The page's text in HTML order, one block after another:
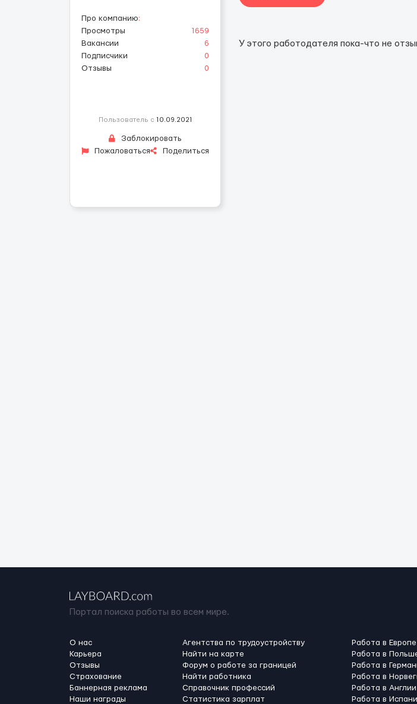
Про компанию:
Просмотры
1659
Вакансии
6
Подписчики
0
Отзывы
0
Пользователь с 10.09.2021
Заблокировать
Пожаловаться
Поделиться
У этого работодателя пока-что не
Портал поиска работы во всем мире.
О нас
Карьера
Отзывы
Страхование
Баннерная реклама
Наши награды
Агентства по трудоустройству
Найти на карте
Форум о работе за границей
Найти работника
Справочник профессий
Статистика зарплат
Работа в Европе
Работа в
Работа в
Работа в
Работа в Англии
Работа в